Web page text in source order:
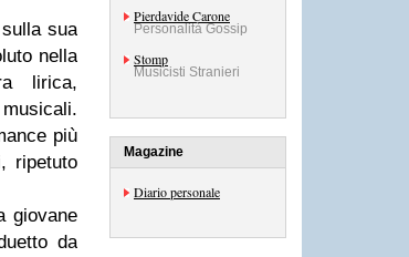
sua
nella
lirica,
più
ripetuto
giovane
da
Pierdavide Carone
Personalità Gossip
Stomp
Musicisti Stranieri
Magazine
Diario personale